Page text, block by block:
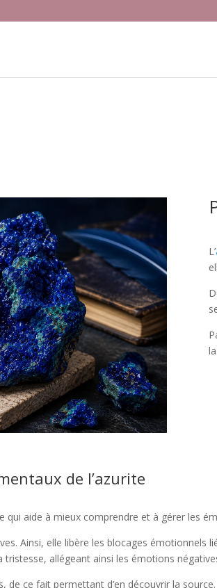
L’
de l’azurite
qui aide à mieux comprendre et à gérer les
Ainsi, elle libère les blocages
tristesse, allégeant ainsi les émotions
de ce fait permettant d’en découvrir la source.